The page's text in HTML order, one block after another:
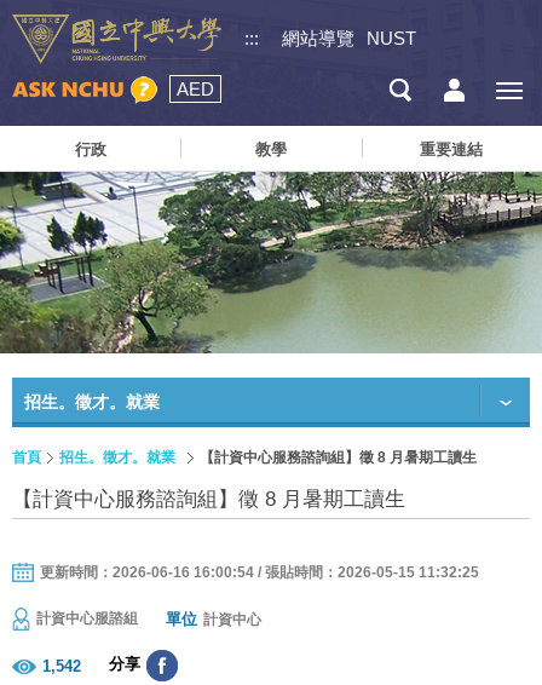
::: 網站導覽 NUST
AED
行政 教學 重要連結
招生。徵才。就業
首頁 招生。徵才。就業 【計資中心服務諮詢組】徵 8 月暑期工讀生
【計資中心服務諮詢組】徵 8 月暑期工讀生
更新時間：2026-06-16 16:00:54 / 張貼時間：2026-05-15 11:32:25
計資中心服諮組 單位 計資中心
1,542 分享